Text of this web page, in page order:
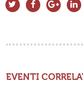
EVENTI